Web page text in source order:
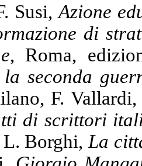
Susi,Azione
di
, Roma,
seconda
F.
di scrittori
Borghi, La